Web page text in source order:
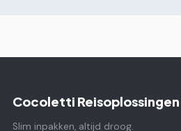
Cocoletti Reisoplossingen
Slim inpakken, altijd droog.